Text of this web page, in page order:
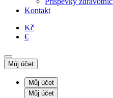
Kontakt
Kč
€
Můj účet
Můj účet
Můj účet